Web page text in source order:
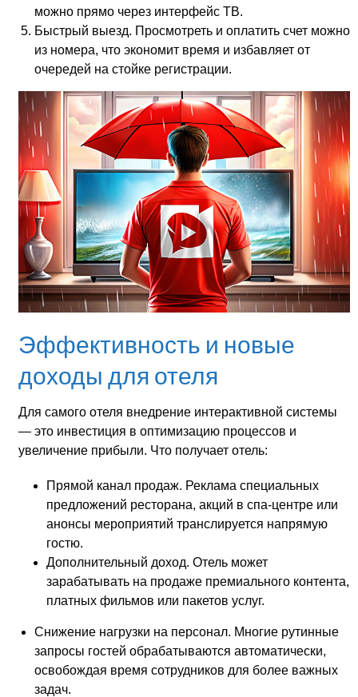
можно прямо через интерфейс ТВ.
Быстрый выезд. Просмотреть и оплатить счет можно
из номера, что экономит время и избавляет от
очередей на стойке регистрации.
Эффективность и новые
доходы для отеля
Для самого отеля внедрение интерактивной системы
— это инвестиция в оптимизацию процессов и
увеличение прибыли. Что получает отель:
Прямой канал продаж. Реклама специальных
предложений ресторана, акций в спа-центре или
анонсы мероприятий транслируется напрямую
гостю.
Дополнительный доход. Отель может
зарабатывать на продаже премиального контента,
платных фильмов или пакетов услуг.
Снижение нагрузки на персонал. Многие рутинные
запросы гостей обрабатываются автоматически,
освобождая время сотрудников для более важных
задач.